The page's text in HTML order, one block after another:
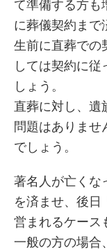
て準備する方も
に葬儀契約まで
生前に直葬での
しては契約に
しょう。
直葬に対し、遺
問題はありませ
でしょう。
著名人が亡くな
を済ませ、後日
営まれるケース
一般の方の場合